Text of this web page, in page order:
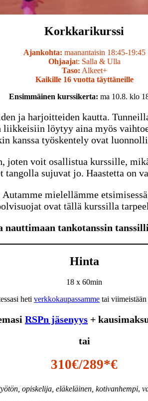
Korkkarikurssi
Ajankohta: maanantaisin 18:45-19:45
Ohjaajat: Salla & Ulla
Taso: Alkeet+
Kaikille 16 vuotta täyttäneille
Ensimmäinen kurssikerta: ma 10.8. klo
ja harjoitteiden kautta.
liikkeisiin löytyy aina myös
kanssa työskentely ovat
voit osallistua kurssille,
tangolla sujuvat jo. Haastetta
mielellämme
ovat tällä kurssilla
nauttimaan tankotanssin
Hinta
18 x 60min
heti verkkokaupassamme tai viimeistään
RSPn jäsenyys +
tai
310€/289*€
opiskelija, eläkeläinen, kotivanhempi,